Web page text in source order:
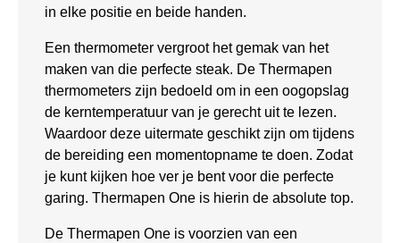
in elke positie en beide handen.
Een thermometer vergroot het gemak van het
maken van die perfecte steak. De Thermapen
thermometers zijn bedoeld om in een oogopslag
de kerntemperatuur van je gerecht uit te lezen.
Waardoor deze uitermate geschikt zijn om tijdens
de bereiding een momentopname te doen. Zodat
je kunt kijken hoe ver je bent voor die perfecte
garing. Thermapen One is hierin de absolute top.
De Thermapen One is voorzien van een